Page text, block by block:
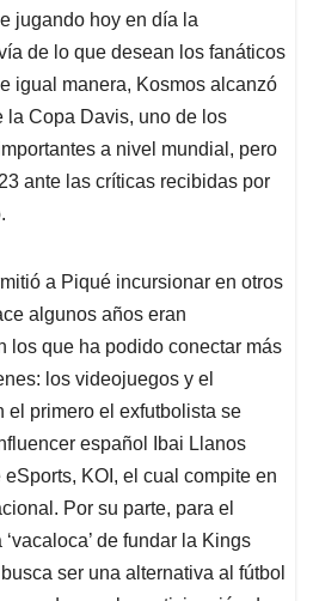
jugando hoy en día la
de lo que desean los fanáticos
igual manera, Kosmos alcanzó
la Copa Davis, uno de los
a nivel mundial, pero
ante las críticas recibidas por
a Piqué incursionar en otros
algunos años eran
los que ha podido conectar más
los videojuegos y el
el primero el exfutbolista se
español Ibai Llanos
KOI, el cual compite en
Por su parte, para el
de fundar la Kings
ser una alternativa al fútbol